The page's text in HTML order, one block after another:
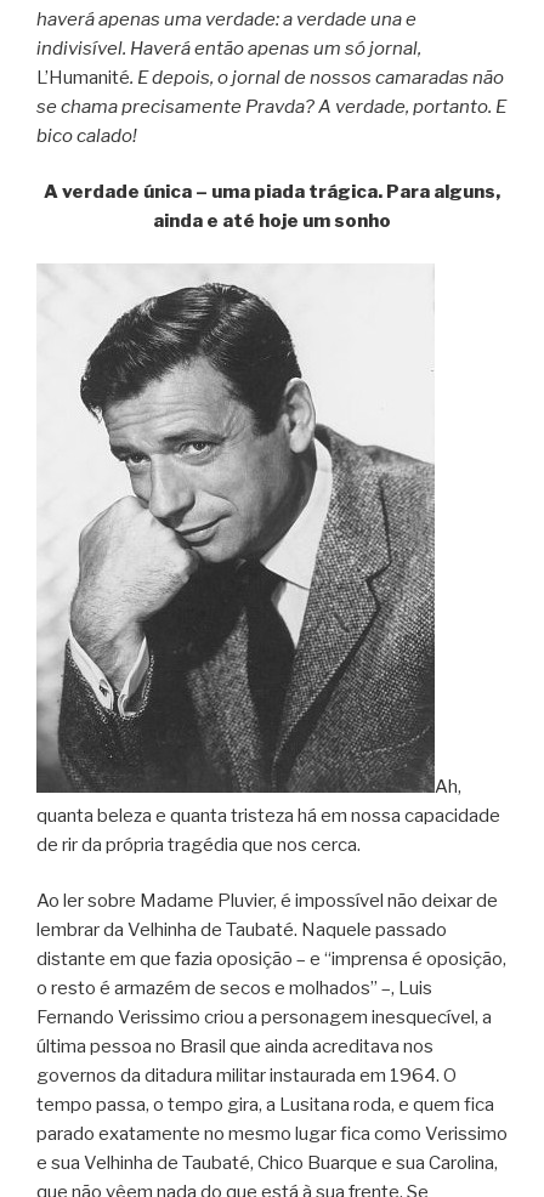
haverá apenas uma verdade: a verdade una e
indivisível. Haverá então apenas um só jornal,
L’Humanité. E depois, o jornal de nossos camaradas não
se chama precisamente Pravda? A verdade, portanto. E
bico calado!
A verdade única – uma piada trágica. Para alguns,
ainda e até hoje um sonho
Ah,
quanta beleza e quanta tristeza há em nossa capacidade
de rir da própria tragédia que nos cerca.
Ao ler sobre Madame Pluvier, é impossível não deixar de
lembrar da Velhinha de Taubaté. Naquele passado
distante em que fazia oposição – e “imprensa é oposição,
o resto é armazém de secos e molhados” –, Luis
Fernando Verissimo criou a personagem inesquecível, a
última pessoa no Brasil que ainda acreditava nos
governos da ditadura militar instaurada em 1964. O
tempo passa, o tempo gira, a Lusitana roda, e quem fica
parado exatamente no mesmo lugar fica como Verissimo
e sua Velhinha de Taubaté, Chico Buarque e sua Carolina,
que não vêem nada do que está à sua frente. Se